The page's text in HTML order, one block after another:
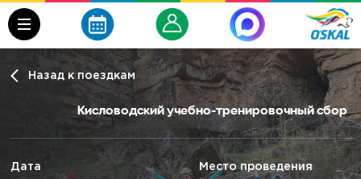
Назад к поездкам
Кисловодский учебно-тренировочный сбор
Дата
Место проведения